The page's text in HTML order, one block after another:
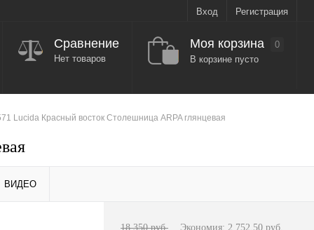
Вход Регистрация
Сравнение
Нет товаров
Моя корзина
0
В корзине пусто
Lucida Красный восток Столешница ARPA глянцевая
ВИДЕО
18 350 руб. Экономия: 2 752.50 руб.